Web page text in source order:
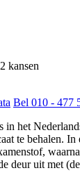
kansen
Bel 010 - 477
het
te behalen. In
deur uit met